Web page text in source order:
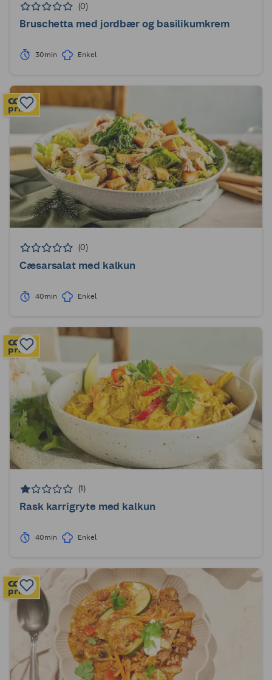
(0)
Bruschetta med jordbær og basilikumkrem
30min Enkel
(0)
Cæsarsalat med kalkun
40min Enkel
(1)
Rask karrigryte med kalkun
40min Enkel